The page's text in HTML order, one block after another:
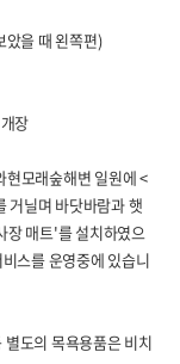
을 때 왼쪽편)
장
현모래숲해변 일원에 <
거닐며 바닷바람과 햇
장 매트'를 설치하였으
스를 운영중에 있습니
도의 목욕용품은 비치